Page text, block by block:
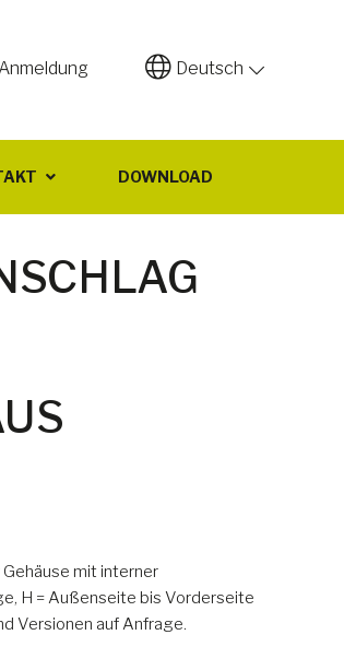
Anmeldung Deutsch
DOWNLOAD
mit interner
H = Außenseite bis Vorderseite
Versionen auf Anfrage.